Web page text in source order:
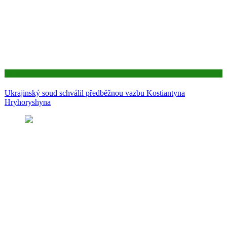
Ukrajinský soud schválil předběžnou vazbu Kostiantyna
Hryhoryshyna